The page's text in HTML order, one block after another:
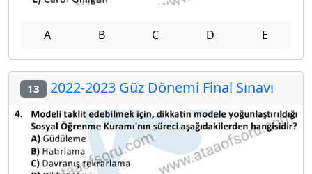
A B C D E
13 2022-2023 Güz Dönemi Final Sınavı